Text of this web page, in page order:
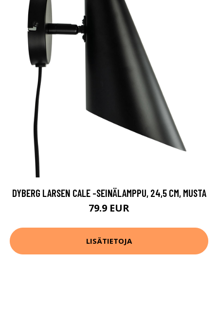
DYBERG LARSEN CALE -SEINÄLAMPPU, 24,5 CM, MUSTA
79.9 EUR
LISÄTIETOJA